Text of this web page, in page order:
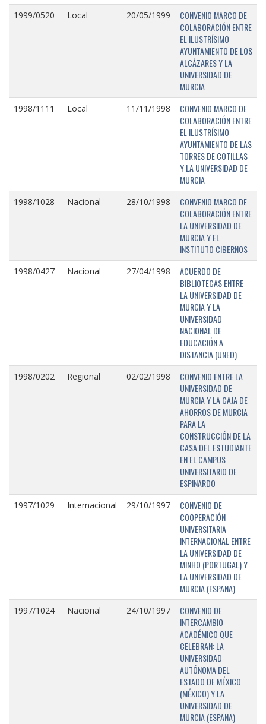
1999/0520 Local 20/05/1999
CONVENIO MARCO DE
COLABORACIÓN ENTRE
EL ILUSTRÍSIMO
AYUNTAMIENTO DE LOS
ALCÁZARES Y LA
UNIVERSIDAD DE
MURCIA
1998/1111 Local 11/11/1998
CONVENIO MARCO DE
COLABORACIÓN ENTRE
EL ILUSTRÍSIMO
AYUNTAMIENTO DE LAS
TORRES DE COTILLAS
Y LA UNIVERSIDAD DE
MURCIA
1998/1028 Nacional 28/10/1998
CONVENIO MARCO DE
COLABORACIÓN ENTRE
LA UNIVERSIDAD DE
MURCIA Y EL
INSTITUTO CIBERNOS
1998/0427 Nacional 27/04/1998
ACUERDO DE
BIBLIOTECAS ENTRE
LA UNIVERSIDAD DE
MURCIA Y LA
UNIVERSIDAD
NACIONAL DE
EDUCACIÓN A
DISTANCIA (UNED)
1998/0202 Regional 02/02/1998
CONVENIO ENTRE LA
UNIVERSIDAD DE
MURCIA Y LA CAJA DE
AHORROS DE MURCIA
PARA LA
CONSTRUCCIÓN DE LA
CASA DEL ESTUDIANTE
EN EL CAMPUS
UNIVERSITARIO DE
ESPINARDO
1997/1029 Internacional 29/10/1997
CONVENIO DE
COOPERACIÓN
UNIVERSITARIA
INTERNACIONAL ENTRE
LA UNIVERSIDAD DE
MINHO (PORTUGAL) Y
LA UNIVERSIDAD DE
MURCIA (ESPAÑA)
1997/1024 Nacional 24/10/1997
CONVENIO DE
INTERCAMBIO
ACADÉMICO QUE
CELEBRAN: LA
UNIVERSIDAD
AUTÓNOMA DEL
ESTADO DE MÉXICO
(MÉXICO) Y LA
UNIVERSIDAD DE
MURCIA (ESPAÑA)